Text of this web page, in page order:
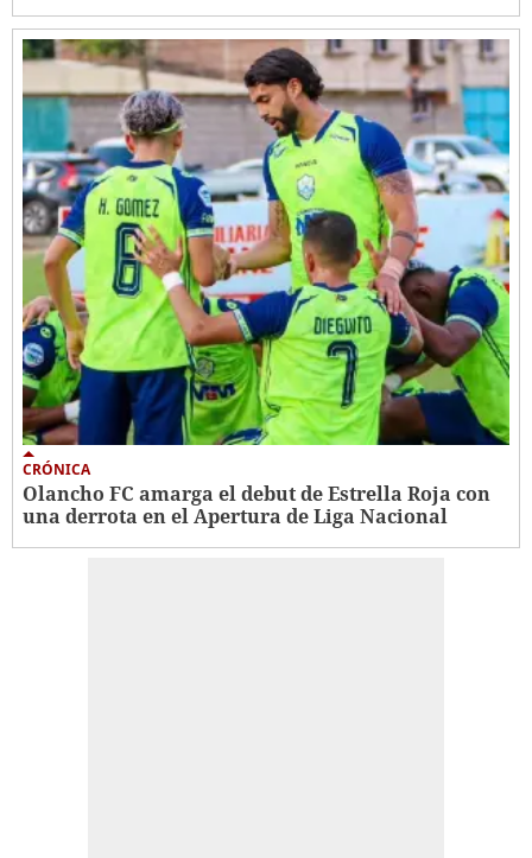
CRÓNICA
Olancho FC amarga el debut de Estrella Roja con
una derrota en el Apertura de Liga Nacional